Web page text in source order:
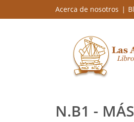
Acerca de nosotros
N.B1 -